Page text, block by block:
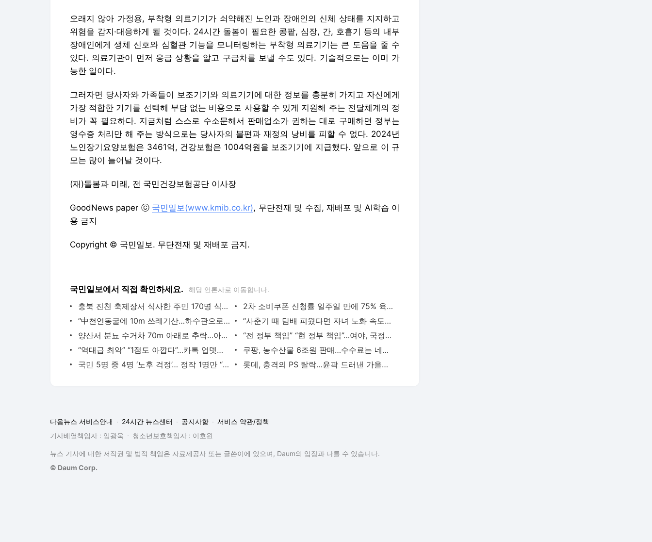
오래지 않아 가정용, 부착형 의료기기가 쇠약해진 노인과 장애인의 신체 상태를 지지하고
위험을 감지·대응하게 될 것이다. 24시간 돌봄이 필요한 콩팥, 심장, 간, 호흡기 등의 내부
장애인에게 생체 신호와 심혈관 기능을 모니터링하는 부착형 의료기기는 큰 도움을 줄 수
있다. 의료기관이 먼저 응급 상황을 알고 구급차를 보낼 수도 있다. 기술적으로는 이미 가
능한 일이다.
그러자면 당사자와 가족들이 보조기기와 의료기기에 대한 정보를 충분히 가지고 자신에게
가장 적합한 기기를 선택해 부담 없는 비용으로 사용할 수 있게 지원해 주는 전달체계의 정
비가 꼭 필요하다. 지금처럼 스스로 수소문해서 판매업소가 권하는 대로 구매하면 정부는
영수증 처리만 해 주는 방식으로는 당사자의 불편과 재정의 낭비를 피할 수 없다. 2024년
노인장기요양보험은 3461억, 건강보험은 1004억원을 보조기기에 지급했다. 앞으로 이 규
모는 많이 늘어날 것이다.
(재)돌봄과 미래, 전 국민건강보험공단 이사장
GoodNews paper ⓒ 국민일보(www.kmib.co.kr), 무단전재 및 수집, 재배포 및 AI학습 이
용 금지
Copyright © 국민일보. 무단전재 및 재배포 금지.
국민일보에서 직접 확인하세요. 해당 언론사로 이동합니다.
충북 진천 축제장서 식사한 주민 170명 식중독 증세
2차 소비쿠폰 신청률 일주일 만에 75% 육박…‘이만큼’ 지급
“中천연동굴에 10m 쓰레기산…하수관으로 분뇨도 유입”
“사춘기 때 담배 피웠다면 자녀 노화 속도도 빨라진다”
양산서 분뇨 수거차 70m 아래로 추락…아버지·아들 숨져
“전 정부 책임” “현 정부 책임”…여야, 국정자원 화재 ‘네 탓 공방’
“역대급 최악” “1점도 아깝다”…카톡 업뎃에 ‘분노 리뷰’ 폭발
쿠팡, 농수산물 6조원 판매…수수료는 네이버 3.5배
국민 5명 중 4명 ‘노후 걱정’… 정작 1명만 “준비 돼 있다”
롯데, 충격의 PS 탈락…윤곽 드러낸 가을야구 대진표
다음뉴스 서비스안내 24시간 뉴스센터 공지사항
서비스 약관/정책
기사배열책임자 : 임광욱
청소년보호책임자 : 이호원
뉴스 기사에 대한 저작권 및 법적 책임은 자료제공사 또는 글쓴이에 있으며, Daum의 입장과 다를 수 있습니다.
© Daum Corp.